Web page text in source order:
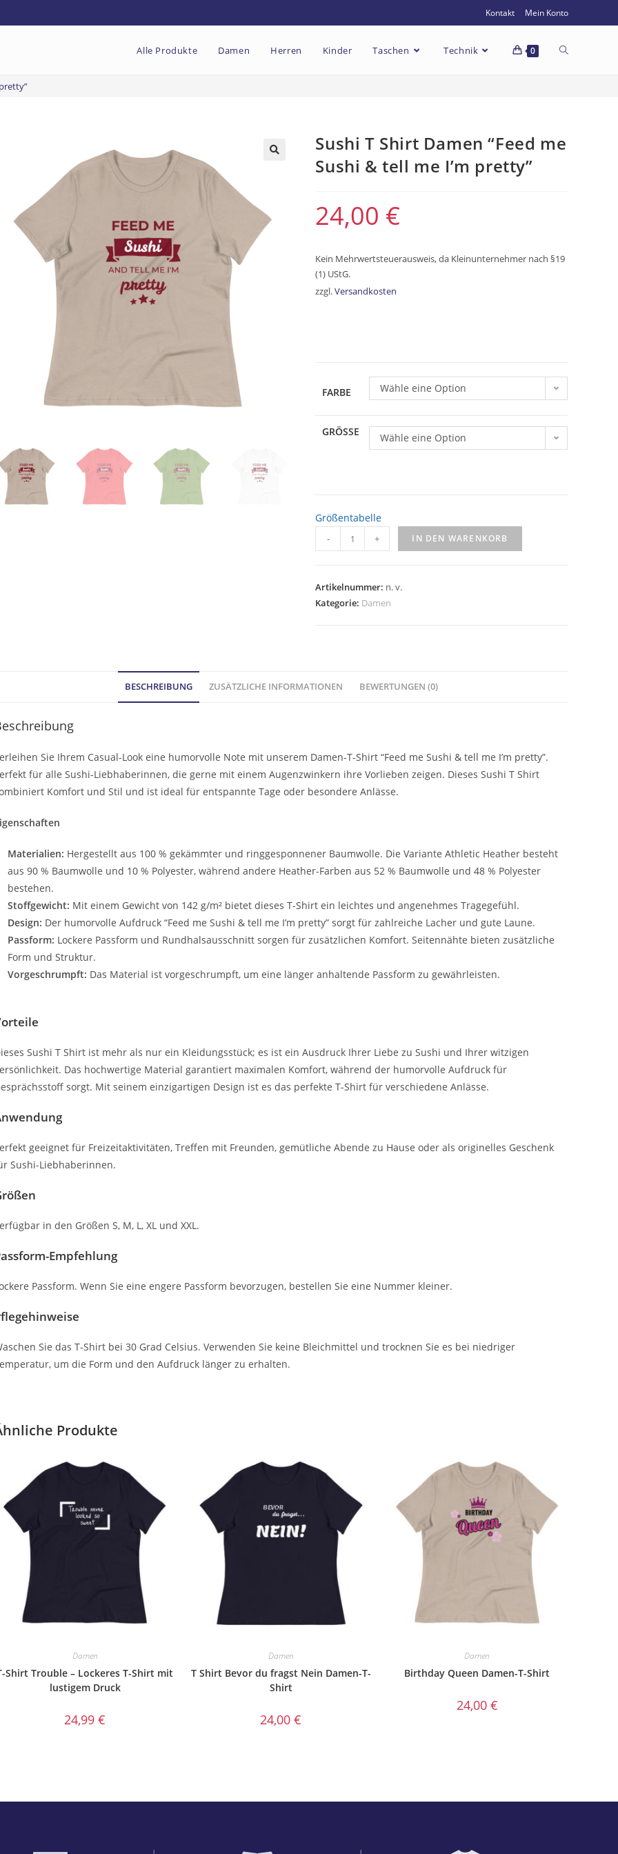
Kontakt Mein Konto
Alle Produkte Damen Herren Kinder Taschen Technik 0
Sushi T Shirt Damen “Feed me
Sushi & tell me I’m pretty”
24,00 €
Kein Mehrwertsteuerausweis, da Kleinunternehmer nach §19
(1) UStG.
zzgl.Versandkosten
FARBE Wähle eine Option
GRÖSSE Wähle eine Option
Größentabelle
- + IN DEN WARENKORB
Artikelnummer: n. v.
Kategorie: Damen
BESCHREIBUNG ZUSÄTZLICHE INFORMATIONEN BEWERTUNGEN (0)
Sie Ihrem Casual-Look eine humorvolle Note mit unserem Damen-T-Shirt “Feed me Sushi & tell me I’m pretty”.
für alle Sushi-Liebhaberinnen, die gerne mit einem Augenzwinkern ihre Vorlieben zeigen. Dieses Sushi T Shirt
Komfort und Stil und ist ideal für entspannte Tage oder besondere Anlässe.
Materialien: Hergestellt aus 100 % gekämmter und ringgesponnener Baumwolle. Die Variante Athletic Heather besteht
aus 90 % Baumwolle und 10 % Polyester, während andere Heather-Farben aus 52 % Baumwolle und 48 % Polyester
bestehen.
Stoffgewicht: Mit einem Gewicht von 142 g/m² bietet dieses T-Shirt ein leichtes und angenehmes Tragegefühl.
Design: Der humorvolle Aufdruck “Feed me Sushi & tell me I’m pretty” sorgt für zahlreiche Lacher und gute Laune.
Passform: Lockere Passform und Rundhalsausschnitt sorgen für zusätzlichen Komfort. Seitennähte bieten zusätzliche
Form und Struktur.
Vorgeschrumpft: Das Material ist vorgeschrumpft, um eine länger anhaltende Passform zu gewährleisten.
Sushi T Shirt ist mehr als nur ein Kleidungsstück; es ist ein Ausdruck Ihrer Liebe zu Sushi und Ihrer witzigen
Das hochwertige Material garantiert maximalen Komfort, während der humorvolle Aufdruck für
sorgt. Mit seinem einzigartigen Design ist es das perfekte T-Shirt für verschiedene Anlässe.
geeignet für Freizeitaktivitäten, Treffen mit Freunden, gemütliche Abende zu Hause oder als originelles Geschenk
Sushi-Liebhaberinnen.
in den Größen S, M, L, XL und XXL.
Empfehlung
Passform. Wenn Sie eine engere Passform bevorzugen, bestellen Sie eine Nummer kleiner.
Sie das T-Shirt bei 30 Grad Celsius. Verwenden Sie keine Bleichmittel und trocknen Sie es bei niedriger
um die Form und den Aufdruck länger zu erhalten.
Produkte
Damen
Shirt Trouble – Lockeres T-Shirt mit
lustigem Druck
24,99€
Damen
T Shirt Bevor du fragst Nein Damen-T-
Shirt
24,00€
Damen
Birthday Queen Damen-T-Shirt
24,00 €